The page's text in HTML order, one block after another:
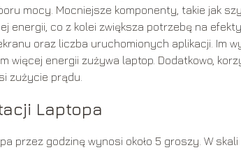
mocy. Mocniejsze komponenty, takie jak
energii, co z kolei zwiększa potrzebę na
oraz liczba uruchomionych aplikacji. Im
więcej energii zużywa laptop. Dodatkowo,
zużycie prądu.
Laptopa
przez godzinę wynosi około 5 groszy. W